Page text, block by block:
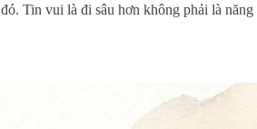
Tin vui là đi sâu hơn không phải là